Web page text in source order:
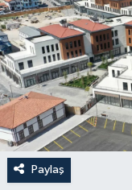
Paylaş